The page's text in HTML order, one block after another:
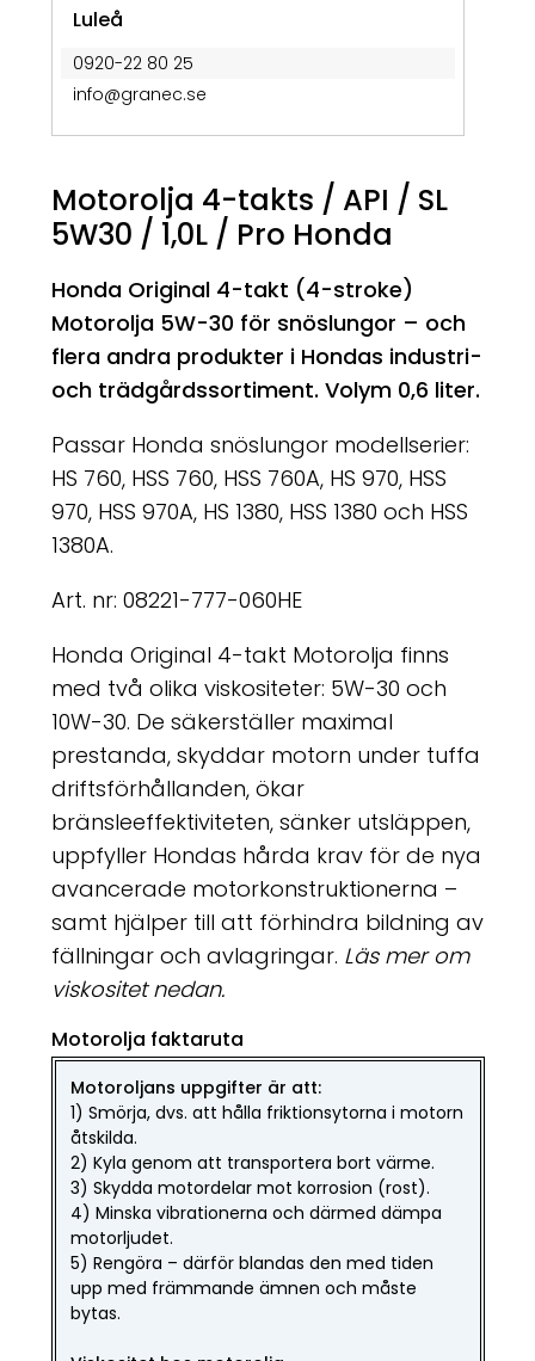
Luleå
0920-22 80 25
info@granec.se
Motorolja 4-takts / API / SL
5W30 / 1,0L / Pro Honda
Honda Original 4-takt (4-stroke)
Motorolja 5W-30 för snöslungor – och
flera andra produkter i Hondas industri-
och trädgårdssortiment. Volym 0,6 liter.
Passar Honda snöslungor modellserier:
HS 760, HSS 760, HSS 760A, HS 970, HSS
970, HSS 970A, HS 1380, HSS 1380 och HSS
1380A.
Art. nr: 08221-777-060HE
Honda Original 4-takt Motorolja finns
med två olika viskositeter: 5W-30 och
10W-30. De säkerställer maximal
prestanda, skyddar motorn under tuffa
driftsförhållanden, ökar
bränsleeffektiviteten, sänker utsläppen,
uppfyller Hondas hårda krav för de nya
avancerade motorkonstruktionerna –
samt hjälper till att förhindra bildning av
fällningar och avlagringar. Läs mer om
viskositet nedan.
Motorolja faktaruta
Motoroljans uppgifter är att:
1) Smörja, dvs. att hålla friktionsytorna i motorn
åtskilda.
2) Kyla genom att transportera bort värme.
3) Skydda motordelar mot korrosion (rost).
4) Minska vibrationerna och därmed dämpa
motorljudet.
5) Rengöra – därför blandas den med tiden
upp med främmande ämnen och måste
bytas.